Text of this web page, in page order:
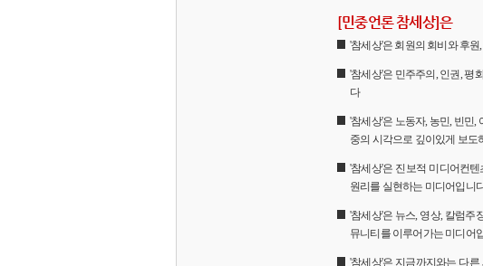
[민중언론 참세상]은
'참세상'은 회원의 회비와 후
'참세상'은 민주주의, 인권, 평
다
'참세상'은 노동자, 농민, 빈민,
중의 시각으로 깊이있게 보도
'참세상'은 진보적 미디어컨
원리를 실현하는 미디어입니
'참세상'은 뉴스, 영상, 칼럼주
뮤니티를 이루어가는 미디어
'참세상'은 지금까지와는 다